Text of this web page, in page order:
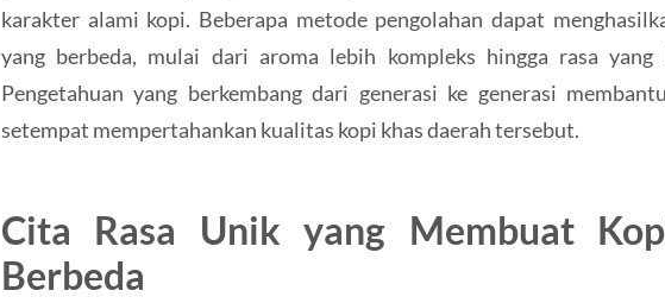
karakter alami kopi. Beberapa metode pengolahan dapat
yang berbeda, mulai dari aroma lebih kompleks hingga rasa yang
Pengetahuan yang berkembang dari generasi ke generasi
setempat mempertahankan kualitas kopi khas daerah tersebut.
Cita Rasa Unik yang Membuat
Berbeda